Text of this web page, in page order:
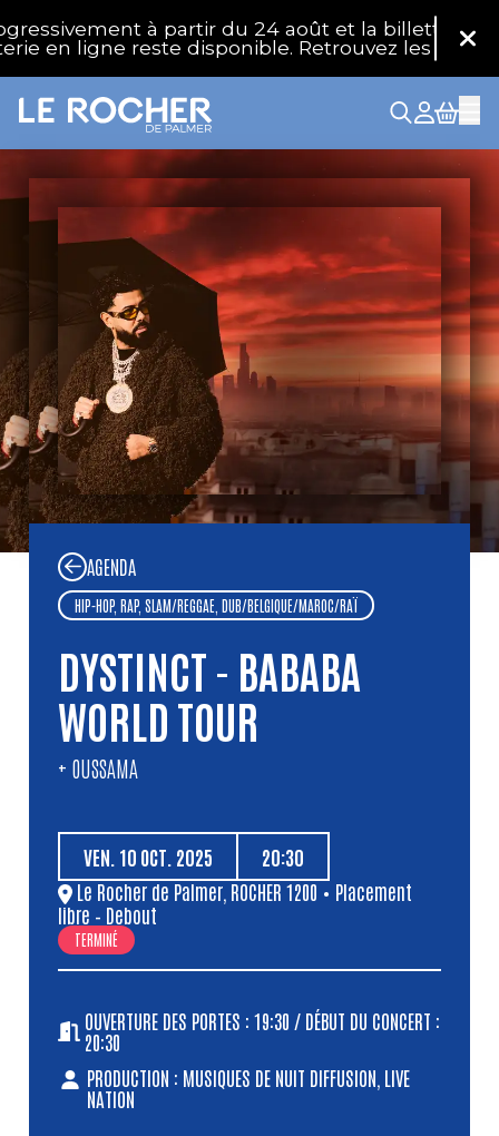
à partir du 24 août et la billetterie physique
reste disponible. Retrouvez les réponses à
AGENDA
HIP-HOP, RAP, SLAM/REGGAE, DUB/BELGIQUE/MAROC/RAÏ
DYSTINCT - BABABA
WORLD TOUR
+ OUSSAMA
VEN. 10 OCT. 2025
20:30
Le Rocher de Palmer ROCHER 1200 • Placement
libre – Debout
TERMINÉ
OUVERTURE DES PORTES : 19:30 / DÉBUT DU CONCERT :
20:30
PRODUCTION : MUSIQUES DE NUIT DIFFUSION, LIVE
NATION